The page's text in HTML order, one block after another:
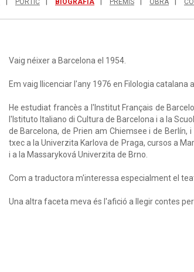
Vaig néixer a Barcelona el 1954.
Em vaig llicenciar l'any 1976 en Filologia catalana
He estudiat francès a l'Institut Français de
l'Istituto Italiano di Cultura de Barcelona i a la
de Barcelona, de Prien am Chiemsee i de Berlín,
txec a la Univerzita Karlova de Praga, cursos a
i a la Massaryková Univerzita de Brno.
Com a traductora m'interessa especialment el
Una altra faceta meva és l'afició a llegir contes per